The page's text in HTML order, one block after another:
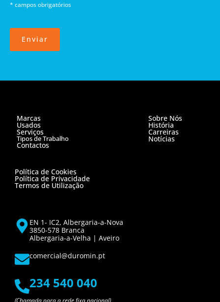
* campos obrigatórios
Enviar
Marcas
Usados
Serviços
Tipos de Trabalho
Contactos
Sobre Nós
História
Carreiras
Notícias
Política de Cookies
Política de Privacidade
Termos de Utilização
EN 1- IC2, Albergaria-a-Nova
3850-578 Branca
Albergaria-a-Velha | Aveiro
comercial@duromin.pt
234 540 040
(Chamada para a rede fixa nacional)